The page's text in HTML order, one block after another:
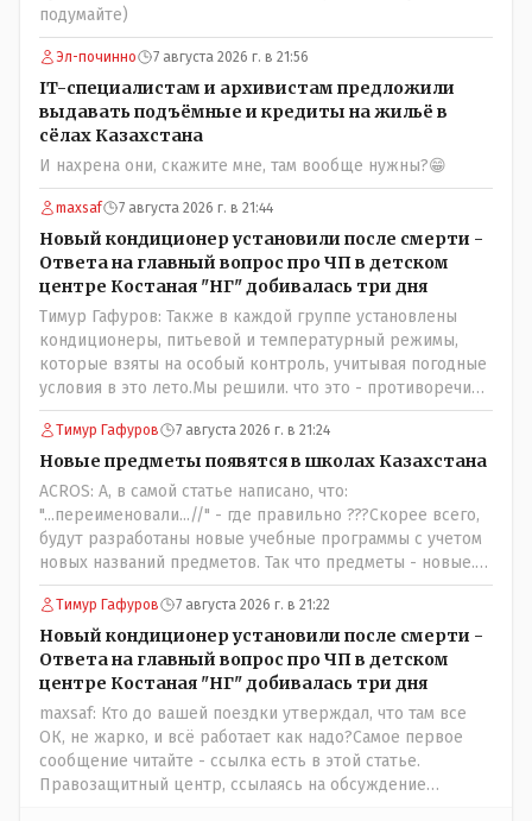
подумайте)
Эл-починно 7 августа 2026 г. в 21:56
IT-специалистам и архивистам предложили
выдавать подъёмные и кредиты на жильё в
сёлах Казахстана
И нахрена они, скажите мне, там вообще нужны?😁
maxsaf 7 августа 2026 г. в 21:44
Новый кондиционер установили после смерти -
Ответа на главный вопрос про ЧП в детском
центре Костаная "НГ" добивалась три дня
Тимур Гафуров: Также в каждой группе установлены
кондиционеры, питьевой и температурный режимы,
которые взяты на особый контроль, учитывая погодные
условия в это лето.Мы решили. что это - противоречие.
Вы считаете иначе?Ну тут противоречия нет. Этот
комментарий прозвучал на следующий день после
трагедии, то есть 29 июля, когда спешно установили и
воду, и новые кондиционеры, и впервые поставили
температурный режим на контроль. То есть первая
часть - информация до трагедии, вторая часть -
информация после трагедии, когда все уже было
Тимур Гафуров 7 августа 2026 г. в 21:24
Новые предметы появятся в школах Казахстана
ACROS: А, в самой статье написано, что:
"...переименовали...//" - где правильно ???Скорее всего,
будут разработаны новые учебные программы с учетом
новых названий предметов. Так что предметы - новые.
Хоть и переименованные)
Тимур Гафуров 7 августа 2026 г. в 21:22
Новый кондиционер установили после смерти -
Ответа на главный вопрос про ЧП в детском
центре Костаная "НГ" добивалась три дня
maxsaf: Кто до вашей поездки утверждал, что там все
ОК, не жарко, и всё работает как надо?Самое первое
сообщение читайте - ссылка есть в этой статье.
Правозащитный центр, ссылаясь на обсуждение